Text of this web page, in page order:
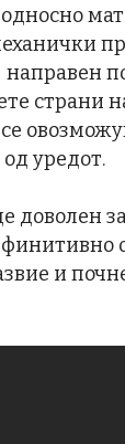
направен
страни
уредот.
доволен
и